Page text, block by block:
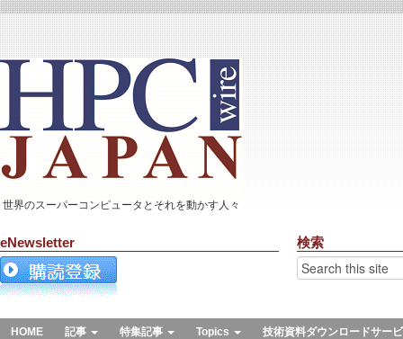
世界のスーパーコンピュータとそれを動かす人々
eNewsletter 検索
HOME 記事 特集記事 Topics 技術資料ダウンロードサー